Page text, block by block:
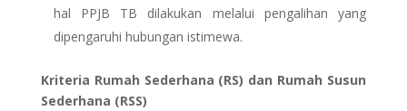
hal PPJB TB dilakukan melalui pengalihan yang
dipengaruhi hubungan istimewa.
Kriteria Rumah Sederhana (RS) dan Rumah Susun
Sederhana (RSS)